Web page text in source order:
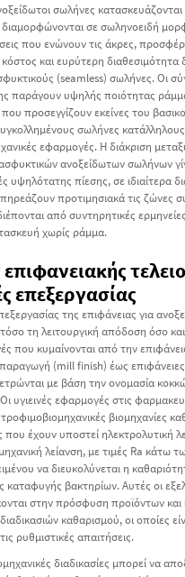
σωλήνες
σε σωληνοειδή
που ενώνουν τις άκρες,
και ευρύτερη διαθεσιμότητα
(seamless) σωλήνες. Οι
παράγουν υψηλής ποιότητας
που προσεγγίζουν εκείνες του
σωλήνες κατάλληλους
εφαρμογές. Η διάκριση
ανοξείδωτων σωλήνων
υψηλότατης πίεσης, σε ιδιαίτερα
προτιμησιακά τις ζώνες
από συντηρητικές
χωρίς ράμμα.
επεξεργασίας
της επιφάνειας για
τη λειτουργική απόδοση όσο και
που κυμαίνονται από την
(mill finish) έως
με βάση την ονομασία
υγιεινές εφαρμογές στις
τροφιμοβιομηχανικές βιομηχανίες
έχουν υποστεί ηλεκτρολυτική
λείανση, με τιμές Ra κάτω
να διευκολύνεται η
βακτηρίων. Αυτές οι
στην πρόσφυση προϊόντων
καθαρισμού, οι οποίες
ρυθμιστικές απαιτήσεις.
διαδικασίες μπορεί να